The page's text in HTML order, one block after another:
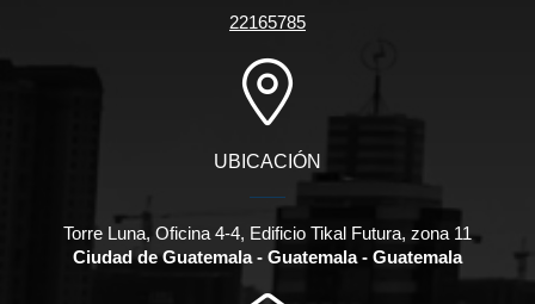
22165785
UBICACIÓN
Torre Luna, Oficina 4-4, Edificio Tikal Futura, zona 11
Ciudad de Guatemala - Guatemala - Guatemala